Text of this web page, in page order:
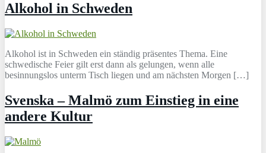
Alkohol in Schweden
Alkohol ist in Schweden ein ständig präsentes Thema. Eine
schwedische Feier gilt erst dann als gelungen, wenn alle
besinnungslos unterm Tisch liegen und am nächsten Morgen […]
Svenska – Malmö zum Einstieg in eine
andere Kultur